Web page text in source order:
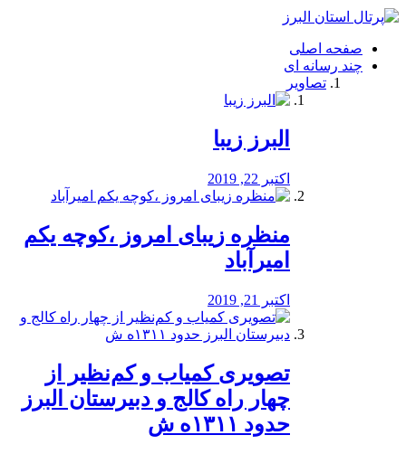
فصد
شرق
تهران
خشکشویی
صفحه اصلی
چند رسانه ای
تصاویر
البرز زیبا
اکتبر 22, 2019
منظره‌‌ زیبای امروز ،کوچه یکم
امیرآباد
اکتبر 21, 2019
️تصویری کمیاب و کم‌نظیر از
چهار راه كالج و دبيرستان البرز
حدود ۱۳۱۱ه ش